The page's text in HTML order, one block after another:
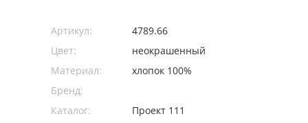
Артикул:
4789.66
Цвет:
неокрашенный
Материал:
хлопок 100%
Бренд:
Каталог:
Проект 111